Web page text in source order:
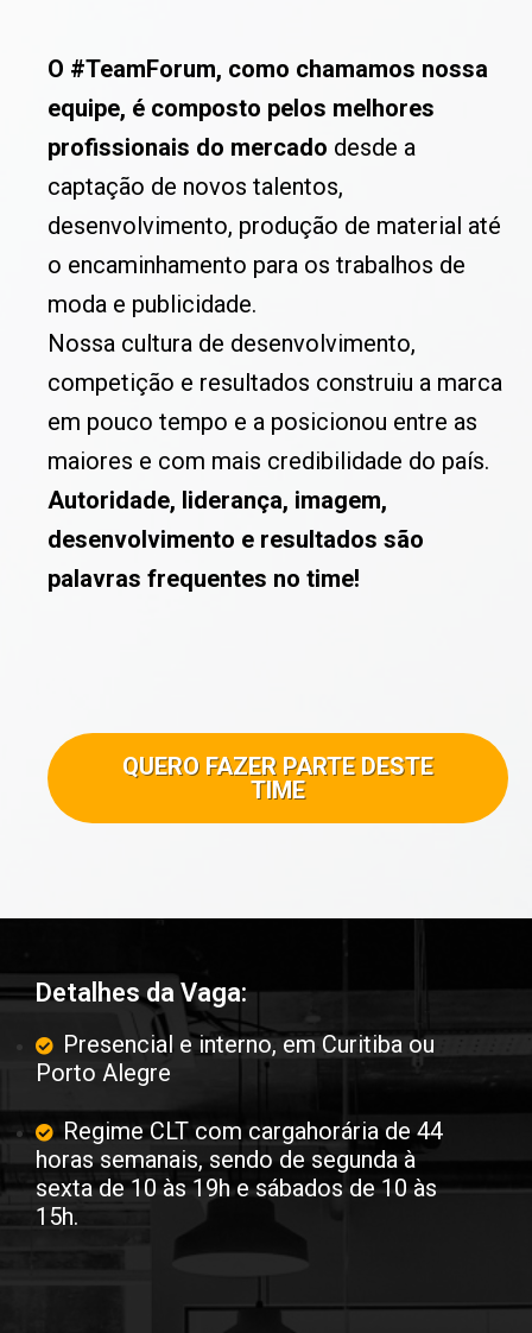
O #TeamForum, como chamamos nossa
equipe, é composto pelos melhores
profissionais do mercado desde a
captação de novos talentos,
desenvolvimento, produção de material até
o encaminhamento para os trabalhos de
moda e publicidade.
Nossa cultura de desenvolvimento,
competição e resultados construiu a marca
em pouco tempo e a posicionou entre as
maiores e com mais credibilidade do país.
Autoridade, liderança, imagem,
desenvolvimento e resultados são
palavras frequentes no time!
QUERO FAZER PARTE DESTE
TIME
Detalhes da Vaga:
Presencial e interno, em Curitiba ou
Porto Alegre
Regime CLT com cargahorária de 44
horas semanais, sendo de segunda à
sexta de 10 às 19h e sábados de 10 às
15h.